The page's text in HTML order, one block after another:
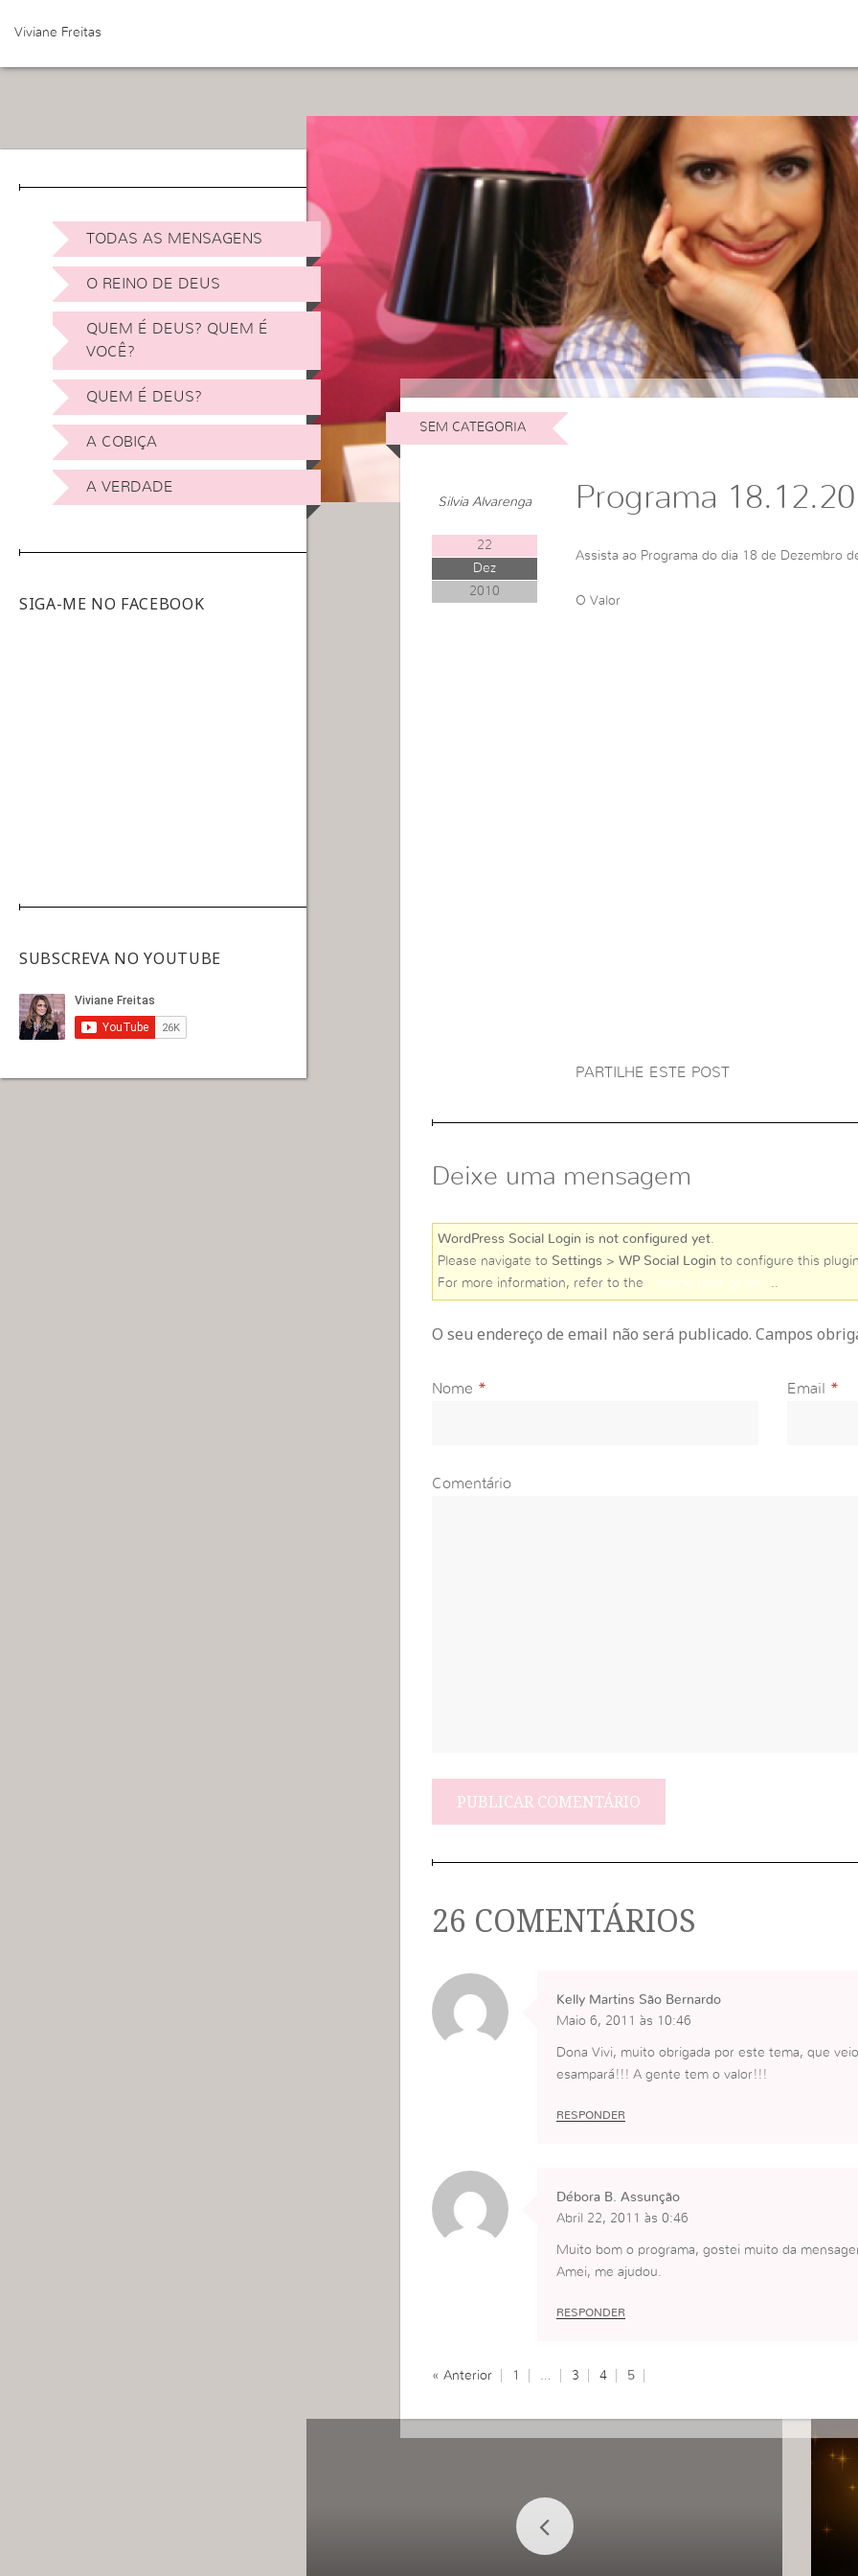
Viviane Freitas
TODAS AS MENSAGENS
O REINO DE DEUS
QUEM É DEUS? QUEM É
VOCÊ?
QUEM É DEUS?
A COBIÇA
A VERDADE
SIGA-ME NO FACEBOOK
SUBSCREVA NO YOUTUBE
SEM CATEGORIA
Silvia Alvarenga
22
Dez
2010
Programa
Assista ao Programa do dia 18 de Dezembro
O Valor
PARTILHE ESTE POST
Deixe uma mensagem
WordPress Social Login is not configured yet.
Please navigate to Settings > WP Social Login to configure this
For more information, refer to the
online user guide
O seu endereço de email não será publicado. Campos
Nome * Email *
Comentário
26 COMENTÁRIOS
Kelly Martins São Bernardo
Maio 6, 2011 às 10:46
Dona Vivi, muito obrigada por este tema, que
esampará!!! A gente tem o valor!!!
RESPONDER
Débora B. Assunção
Abril 22, 2011 às 0:46
Muito bom o programa, gostei muito da
Amei, me ajudou.
RESPONDER
« Anterior 1 … 3 4 5